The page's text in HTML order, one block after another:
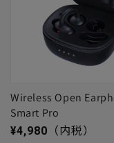
Wireless Open
Smart Pro
通常価格
¥4,980 （内税）